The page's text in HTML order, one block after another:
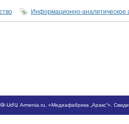
Информационно-аналитическое
-ՍԺԱ Armenia.ru , «Медиафабрика „Аракс“».